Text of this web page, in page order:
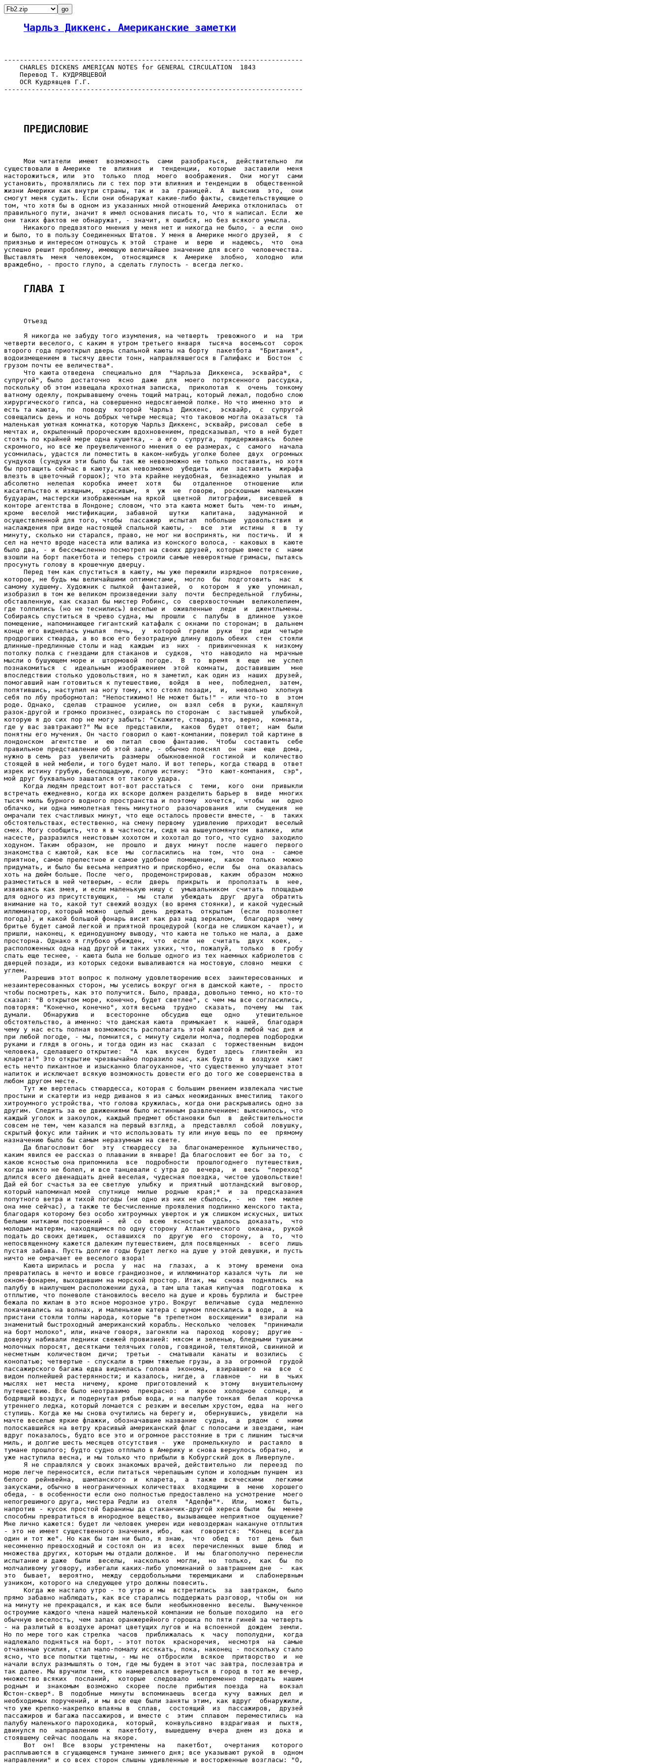
Чарльз Диккенс. Американские заметки
----------------------------------------------------------------------------
    CHARLES DICKENS AMERICAN NOTES for GENERAL CIRCULATION  1843
    Перевод Т. КУДРЯВЦЕВОЙ
    OCR Кудрявцев Г.Г.
----------------------------------------------------------------------------
ПРЕДИСЛОВИЕ
     Мои читатели  имеют  возможность  сами  разобраться,  действительно  ли
существовали в Америке  те  влияния  и  тенденции,  которые  заставили  меня
насторожиться, или  это  только  плод  моего  воображения.  Они  могут  сами
установить, проявлялись ли с тех пор эти влияния и тенденции в  общественной
жизни Америки как внутри страны, так и  за  границей.  А  выяснив  это,  они
смогут меня судить. Если они обнаружат какие-либо факты, свидетельствующие о
том, что хотя бы в одном из указанных мной отношений Америка отклонилась  от
правильного пути, значит я имел основания писать то, что я написал. Если  же
они таких фактов не обнаружат, - значит, я ошибся, но без всякого умысла.
     Никакого предвзятого мнения у меня нет и никогда не было, - а если  оно
и было, то в пользу Соединенных Штатов. У меня в Америке много друзей,  я  с
приязнью и интересом отношусь к этой  стране  и  верю  и  надеюсь,  что  она
успешно решит проблему, имеющую величайшее значение для всего  человечества.
Выставлять  меня  человеком,  относящимся  к  Америке  злобно,  холодно  или
враждебно, - просто глупо, а сделать глупость - всегда легко.
ГЛАВА I